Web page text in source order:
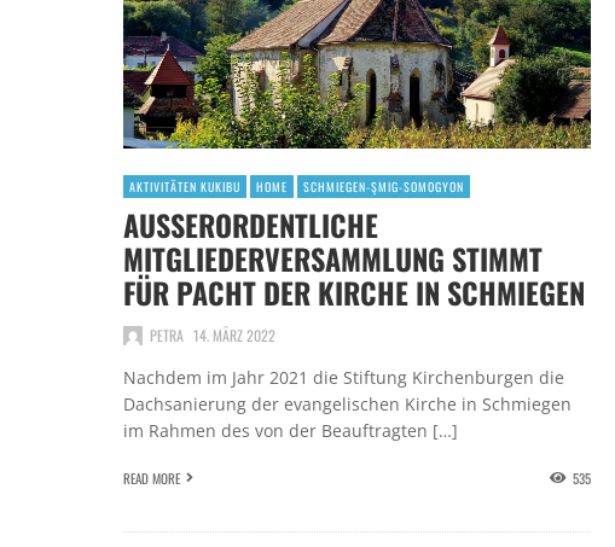
AKTIVITÄTEN KUKIBU HOME SCHMIEGEN-ŞMIG-SOMOGYON
AUSSERORDENTLICHE M
ITGLIEDERVERSAMMLUNG STIMMT F
ÜR PACHT DER KIRCHE IN SCHMIEGEN
PETRA 14. MÄRZ 2022
Nachdem im Jahr 2021 die Stiftung Kirchenburgen die
Dachsanierung der evangelischen Kirche in Schmiegen
im Rahmen des von der Beauftragten […]
READ MORE 535